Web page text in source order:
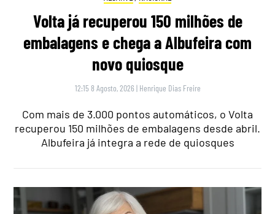
Volta já recuperou 150 milhões de
embalagens e chega a Albufeira com
novo quiosque
12:15 8 Agosto, 2026 | Henrique Dias Freire
Com mais de 3.000 pontos automáticos, o Volta
recuperou 150 milhões de embalagens desde abril.
Albufeira já integra a rede de quiosques